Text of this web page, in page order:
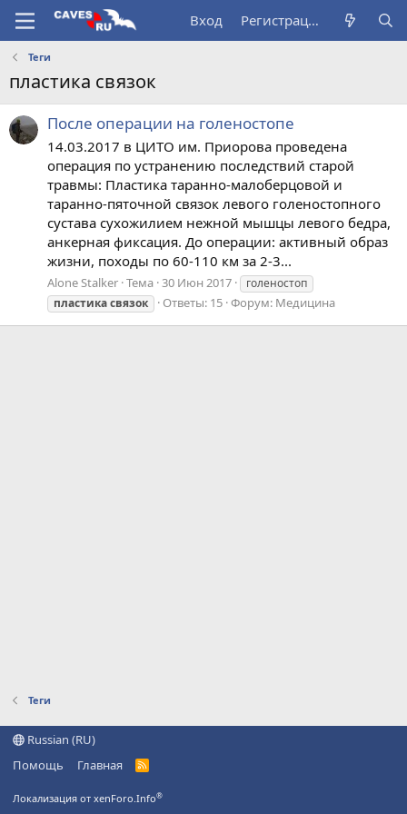
Вход Регистрация
Теги
пластика связок
После операции на голеностопе
14.03.2017 в ЦИТО им. Приорова проведена
операция по устранению последствий старой
травмы: Пластика таранно-малоберцовой и
таранно-пяточной связок левого голеностопного
сустава сухожилием нежной мышцы левого бедра,
анкерная фиксация. До операции: активный образ
жизни, походы по 60-110 км за 2-3...
Alone Stalker Тема 30 Июн 2017
голеностоп
пластикасвязок Ответы: 15 Форум: Медицина
Теги
Russian (RU)
Помощь
Главная
R
Локализация от xenForo.Info®